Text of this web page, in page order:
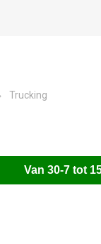
Trucking
Van30-7 tot